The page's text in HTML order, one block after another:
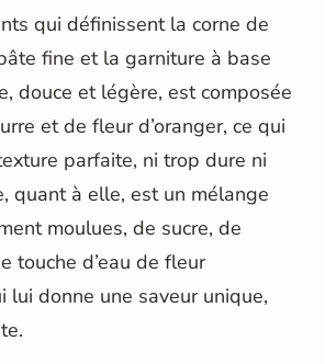
qui définissent la corne de
fine et la garniture à base
douce et légère, est composée
et de fleur d’oranger, ce qui
parfaite, ni trop dure ni
quant à elle, est un mélange
moulues, de sucre, de
touche d’eau de fleur
lui donne une saveur unique,